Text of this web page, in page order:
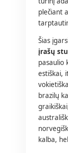
plečiant
Šias
įrašų
pasaulio
estiškai,
brazilų
kalba,